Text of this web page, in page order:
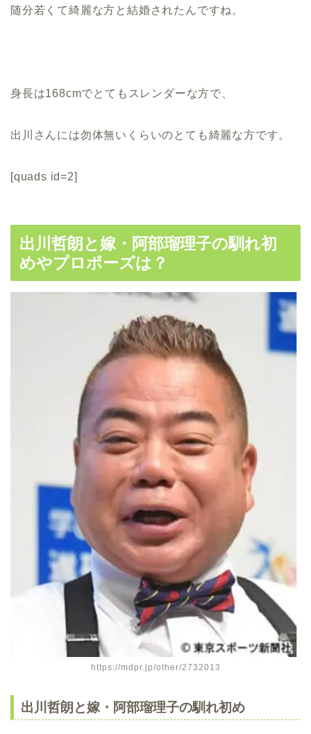
随分若くて綺麗な方と結婚されたんですね。
身長は168cmでとてもスレンダーな方で、
出川さんには勿体無いくらいのとても綺麗な方です。
[quads id=2]
出川哲朗と嫁・阿部瑠理子の馴れ初
めやプロポーズは？
https://mdpr.jp/other/2732013
出川哲朗と嫁・阿部瑠理子の馴れ初め